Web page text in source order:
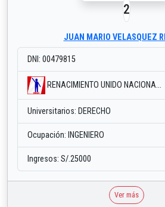
2
JUAN MARIO VELASQUEZ
DNI: 00479815
RENACIMIENTO UNIDO NACIONA...
Universitarios: DERECHO
Ocupación: INGENIERO
Ingresos: S/.25000
Ver más